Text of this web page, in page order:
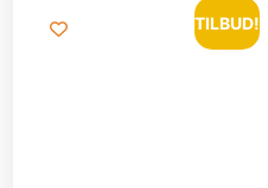
TILBUD!